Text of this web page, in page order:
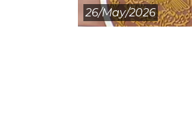
26/may/2026